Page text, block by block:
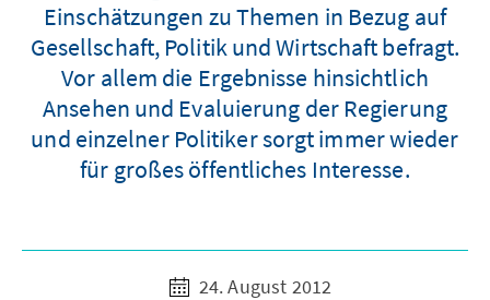
Einschätzungen zu Themen in Bezug auf
Gesellschaft, Politik und Wirtschaft befragt.
Vor allem die Ergebnisse hinsichtlich
Ansehen und Evaluierung der Regierung
und einzelner Politiker sorgt immer wieder
für großes öffentliches Interesse.
24. August 2012